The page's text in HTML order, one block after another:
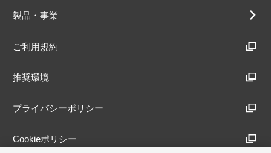
製品・事業
ご利用規約
推奨環境
プライバシーポリシー
Cookieポリシー